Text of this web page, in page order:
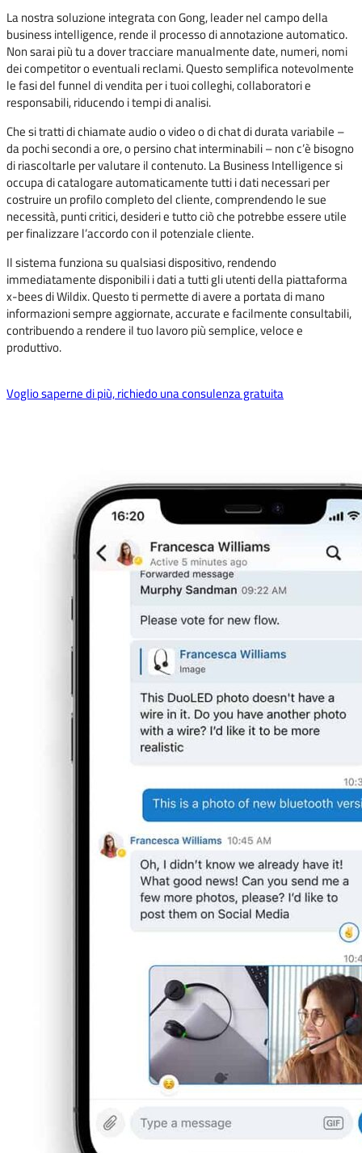
La nostra soluzione integrata con Gong, leader nel campo della
business intelligence, rende il processo di annotazione automatico.
Non sarai più tu a dover tracciare manualmente date, numeri, nomi
dei competitor o eventuali reclami. Questo semplifica notevolmente
le fasi del funnel di vendita per i tuoi colleghi, collaboratori e
responsabili, riducendo i tempi di analisi.
Che si tratti di chiamate audio o video o di chat di durata variabile –
da pochi secondi a ore, o persino chat interminabili – non c’è bisogno
di riascoltarle per valutare il contenuto. La Business Intelligence si
occupa di catalogare automaticamente tutti i dati necessari per
costruire un profilo completo del cliente, comprendendo le sue
necessità, punti critici, desideri e tutto ciò che potrebbe essere utile
per finalizzare l’accordo con il potenziale cliente.
Il sistema funziona su qualsiasi dispositivo, rendendo
immediatamente disponibili i dati a tutti gli utenti della piattaforma
x-bees di Wildix. Questo ti permette di avere a portata di mano
informazioni sempre aggiornate, accurate e facilmente consultabili,
contribuendo a rendere il tuo lavoro più semplice, veloce e
produttivo.
Voglio saperne di più, richiedo una consulenza gratuita